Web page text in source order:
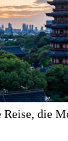
die